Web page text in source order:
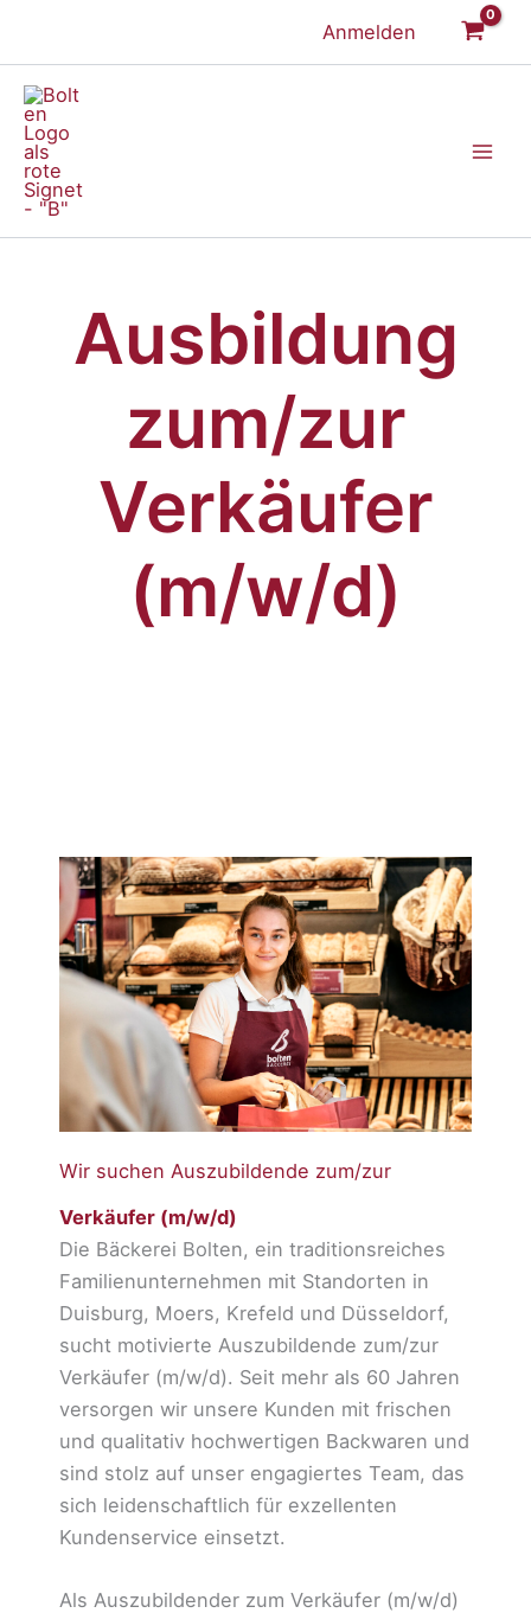
Anmelden
Ausbildung
zum/zur
Verkäufer
(m/w/d)
Wir suchen Auszubildende zum/zur
Verkäufer (m/w/d)
Die Bäckerei Bolten, ein traditionsreiches
Familienunternehmen mit Standorten in
Duisburg, Moers, Krefeld und Düsseldorf,
sucht motivierte Auszubildende zum/zur
Verkäufer (m/w/d). Seit mehr als 60 Jahren
versorgen wir unsere Kunden mit frischen
und qualitativ hochwertigen Backwaren und
sind stolz auf unser engagiertes Team, das
sich leidenschaftlich für exzellenten
Kundenservice einsetzt.
Als Auszubildender zum Verkäufer (m/w/d)